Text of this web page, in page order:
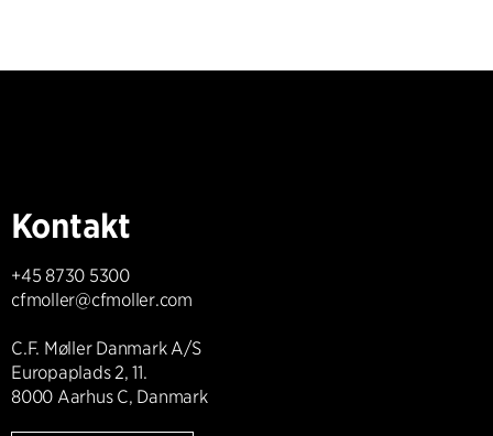
Kontakt
+45 8730 5300
cfmoller@cfmoller.com
C.F. Møller Danmark A/S
Europaplads 2, 11.
8000 Aarhus C, Danmark